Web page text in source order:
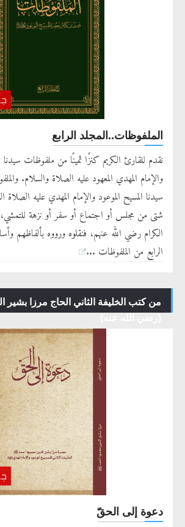
الملفوظات..المجلد الرابع
نقدم للقارئ الكريم كنزًا ثمينًا من ملفوظات سيدنا
والإمام المهدي المعهود عليه الصلاة والسلام.
سيدنا المسيح الموعود والإمام المهدي عليه
شتى من مجلس أو اجتماع أو سفر أو نزهة للتمشي،
الكرام رضي الله عنهم، فنقلوه ورووه بألفاظهم
الرابع من الملفوظات ...
من كتب الخليفة الثاني الحاج مرزا بشير
دعوة إلى الحقّ